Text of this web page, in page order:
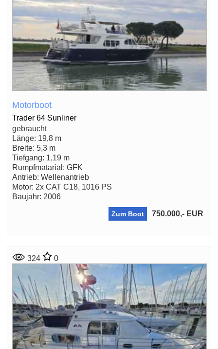
Motorboot
Trader 64 Sunliner
gebraucht
Länge: 19,8 m
Breite: 5,3 m
Tiefgang: 1,19 m
Rumpfmatarial: GFK
Antrieb: Wellenantrieb
Motor: 2x CAT C18, 1016 PS
Baujahr: 2006
Zum Boot 750.000,- EUR
324 0